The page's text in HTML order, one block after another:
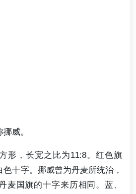
威。
形，长宽之比为11:8。红色旗
十字。挪威曾为丹麦所统治，
麦国旗的十字来历相同。蓝、